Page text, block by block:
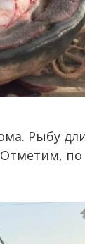
Рыбу
по